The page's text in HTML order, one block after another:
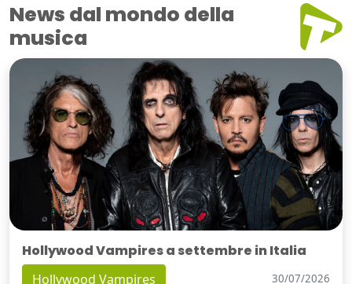
News dal mondo della
musica
Hollywood Vampires a settembre in Italia
Hollywood Vampires 30/07/2026